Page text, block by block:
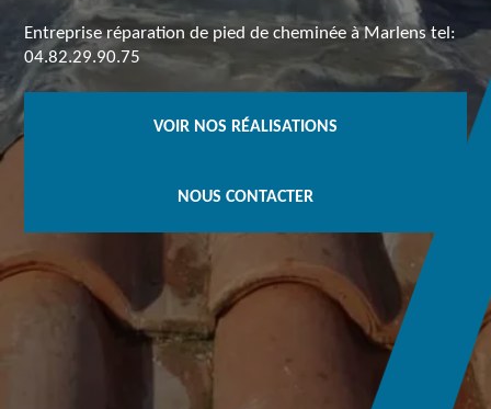
Entreprise réparation de pied de cheminée à Marlens tel:
04.82.29.90.75
VOIR NOS RÉALISATIONS
NOUS CONTACTER